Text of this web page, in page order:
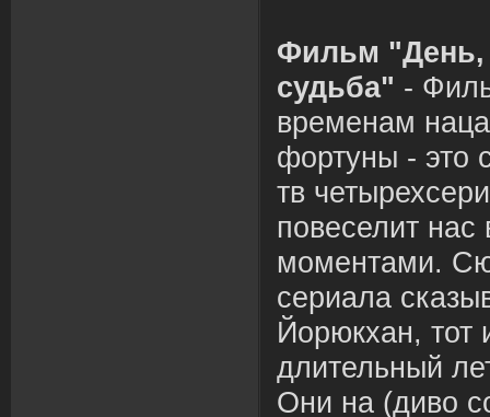
Фильм "День,
судьба" -
временам
фортуны - это
тв
повеселит
моментами.
сериала
Йорюкхан, тот
длительный
Они на (диво